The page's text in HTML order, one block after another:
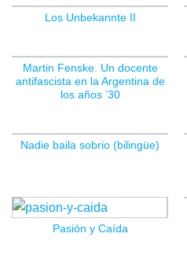
Los Unbekannte II
Martin Fenske. Un docente
antifascista en la Argentina de
los años ’30
Nadie baila sobrio (bilingüe)
Pasión y Caída